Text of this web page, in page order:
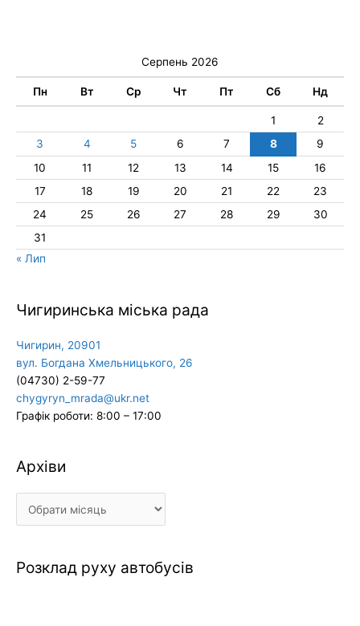
Серпень 2026
Пн Вт Ср Чт Пт Сб Нд
1
2
3
4 5 6 7 8
9
10
11 12 13 14 15
16
17
18 19 20 21 22
23
24
25 26 27 28 29
30
31
« Лип
Чигиринська міська рада
Чигирин, 20901
вул. Богдана Хмельницького, 26
(04730) 2-59-77
chygyryn_mrada@ukr.net
Графік роботи: 8:00 – 17:00
Архіви
Архіви
Розклад руху автобусів